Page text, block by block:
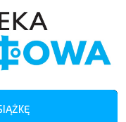
O nas
Wydarzenia